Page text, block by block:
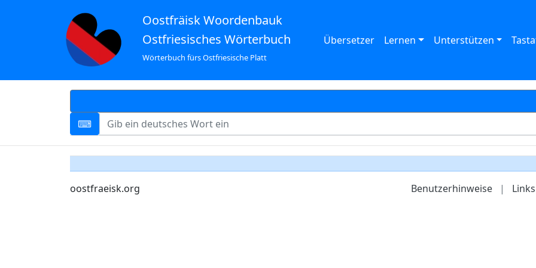
Oostfräisk Woordenbauk
Ostfriesisches Wörterbuch
Wörterbuch fürs Ostfriesische Platt
Übersetzer Lernen Unterstützen
oostfraeisk.org Benutzerhinweise | Links